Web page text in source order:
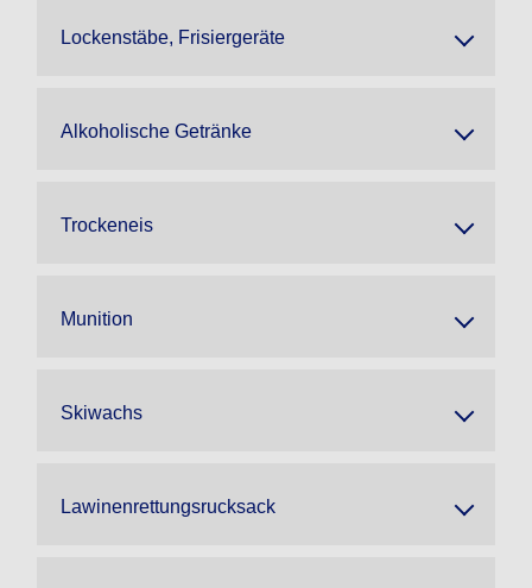
Lockenstäbe, Frisiergeräte
Alkoholische Getränke
Trockeneis
Munition
Skiwachs
Lawinenrettungsrucksack